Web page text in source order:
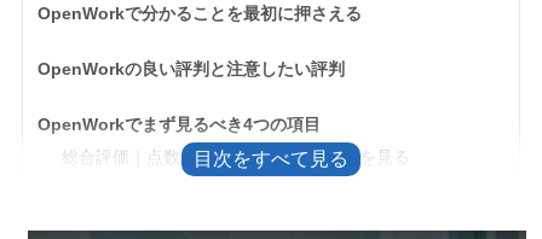
OpenWorkで分かることを最初に押さえる
OpenWorkの良い評判と注意したい評判
OpenWorkでまず見るべき4つの項目
総合評価｜点数だけでなく8項目の内訳を見る